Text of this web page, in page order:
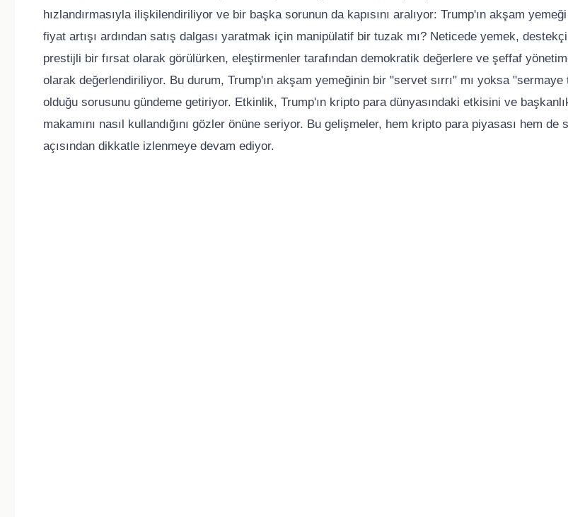
hızlandırmasıyla ilişkilendiriliyor ve bir başka sorunun da kapısını aralıyor: Trump'ın akşam
fiyat artışı ardından satış dalgası yaratmak için manipülatif bir tuzak mı? Neticede yemek,
prestijli bir fırsat olarak görülürken, eleştirmenler tarafından demokratik değerlere ve şeffaf
olarak değerlendiriliyor. Bu durum, Trump'ın akşam yemeğinin bir "servet sırrı" mı yoksa "sermaye
olduğu sorusunu gündeme getiriyor. Etkinlik, Trump'ın kripto para dünyasındaki etkisini ve
makamını nasıl kullandığını gözler önüne seriyor. Bu gelişmeler, hem kripto para piyasası hem de
açısından dikkatle izlenmeye devam ediyor.